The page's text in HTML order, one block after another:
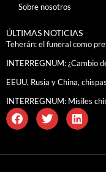
Sobre nosotros
ÚLTIMAS NOTICIAS
Teherán: el funeral como
INTERREGNUM: ¿Cambio
EEUU, Rusia y China,
INTERREGNUM: Misiles